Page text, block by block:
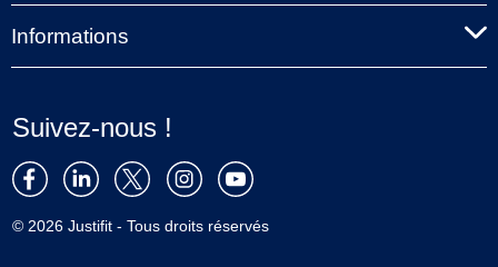
Informations
Suivez-nous !
© 2026 Justifit - Tous droits réservés